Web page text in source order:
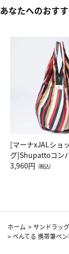
あなたへのおす
[マーナxJALショ
グ]Shupattoコン
Drop JAL客室乗務
3,960円 （税込）
ホーム >サンドラッグ
>ぺんてる 携帯筆ペ